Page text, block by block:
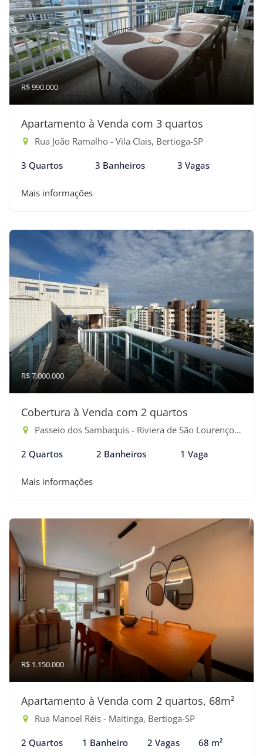
R$ 990.000
Apartamento à Venda com 3 quartos
Rua João Ramalho - Vila Clais, Bertioga-SP
3 Quartos 3 Banheiros 3 Vagas
Mais informações
R$ 7.000.000
Cobertura à Venda com 2 quartos
Passeio dos Sambaquis - Riviera de São Lourenço, Bertioga-SP
2 Quartos 2 Banheiros 1 Vaga
Mais informações
R$ 1.150.000
Apartamento à Venda com 2 quartos, 68m²
Rua Manoel Réis - Maitinga, Bertioga-SP
2 Quartos 1 Banheiro 2 Vagas 68 m²